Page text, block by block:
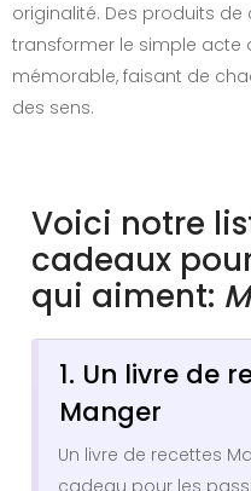
originalité. Des produits
transformer le simple acte
mémorable, faisant de
des sens.
Voici notre
cadeaux
qui aiment:
1. Un livre de
Manger
Un livre de recettes
cadeau pour les